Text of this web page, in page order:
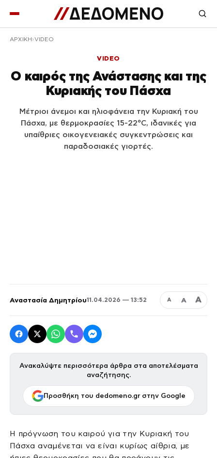
ΑΡΧΙΚΉ VIDEO
VIDEO
Ο καιρός της Ανάστασης και της
Κυριακής του Πάσχα
Μέτριοι άνεμοι και ηλιοφάνεια την Κυριακή του
Πάσχα, με θερμοκρασίες 15-22°C, ιδανικές για
υπαίθριες οικογενειακές συγκεντρώσεις και
παραδοσιακές γιορτές.
Αναστασία Δημητρίου11.04.2026 — 13:52 Α Α Α
Ανακαλύψτε περισσότερα άρθρα στα αποτελέσματα
αναζήτησης.
Προσθήκη του dedomeno.gr στην Google
Η πρόγνωση του καιρού για την Κυριακή του
Πάσχα αναμένεται να είναι κυρίως αίθρια, με